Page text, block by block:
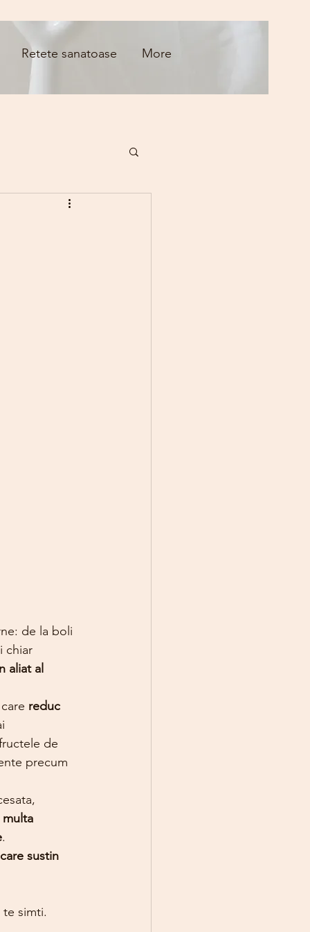
Retete sanatoase More
de la boli
chiar
aliat al
reduc
de
precum
multa
.
sustin
te simti.